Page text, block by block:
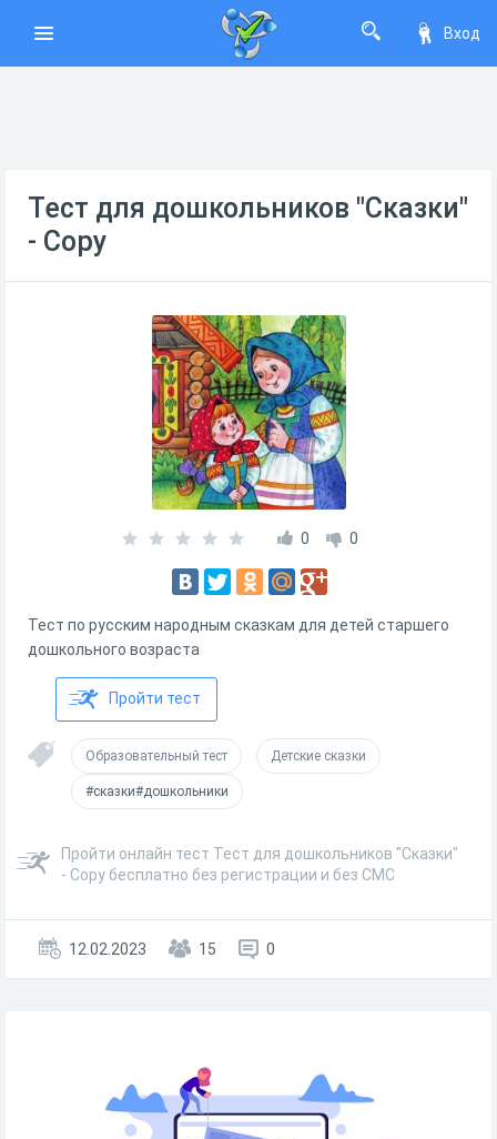
Вход
Тест для дошкольников "Сказки"
- Copy
0 0
Тест по русским народным сказкам для детей старшего
дошкольного возраста
Пройти тест
Образовательный тест Детские сказки
#сказки#дошкольники
Пройти онлайн тест Тест для дошкольников "Сказки"
- Copy бесплатно без регистрации и без СМС
12.02.2023 15 0